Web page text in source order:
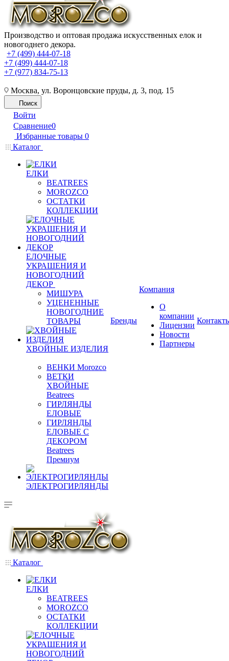
Производство и оптовая продажа искусственных елок и
новогоднего декора.
+7 (499) 444-07-18
+7 (499) 444-07-18
+7 (977) 834-75-13
Москва, ул. Воронцовские пруды, д. 3, под. 15
Поиск
Войти
Сравнение0
Избранные товары 0
Каталог
ЕЛКИ
BEATREES
MOROZCO
ОСТАТКИ
КОЛЛЕКЦИИ
ЕЛОЧНЫЕ
УКРАШЕНИЯ И
НОВОГОДНИЙ
ДЕКОР
МИШУРА
УЦЕНЕННЫЕ
НОВОГОДНИЕ
ТОВАРЫ
ХВОЙНЫЕ ИЗДЕЛИЯ
ВЕНКИ Morozco
ВЕТКИ
ХВОЙНЫЕ
Beatrees
ГИРЛЯНДЫ
ЕЛОВЫЕ
ГИРЛЯНДЫ
ЕЛОВЫЕ С
ДЕКОРОМ
Beatrees
Премиум
ЭЛЕКТРОГИРЛЯНДЫ
Бренды
Компания
О
компании
Лицензии
Новости
Партнеры
Каталог
ЕЛКИ
BEATREES
MOROZCO
ОСТАТКИ
КОЛЛЕКЦИИ